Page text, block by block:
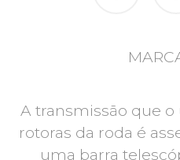
A transmissão que
rotoras da roda é
uma barra